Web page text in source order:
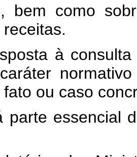
bem como
à
ou caso
parte essencial